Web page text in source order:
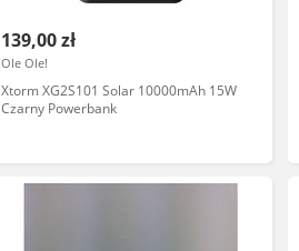
139,00 zł
Ole Ole!
Xtorm XG2S101 Solar 10000mAh 15W
Czarny Powerbank